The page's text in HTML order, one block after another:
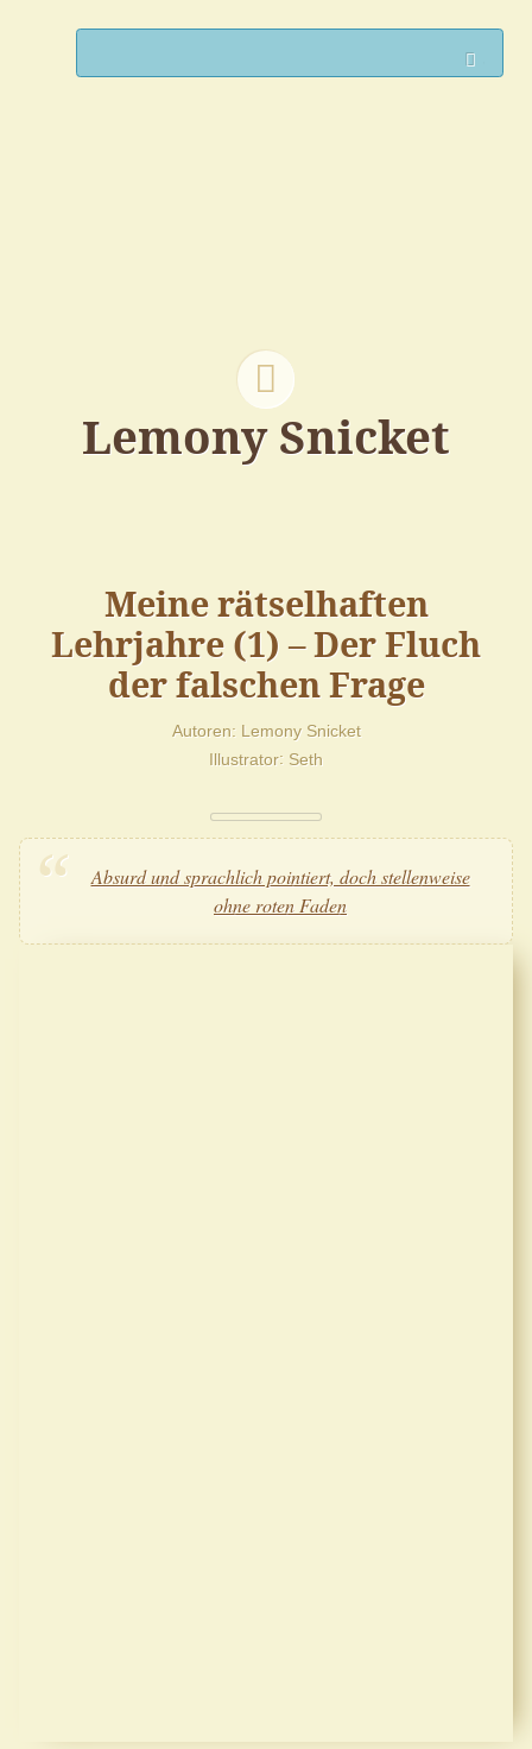
Lemony Snicket
Meine rätselhaften
Lehrjahre (1) – Der Fluch
der falschen Frage
Autoren Lemony Snicket
Illustrator Seth
Absurd und sprachlich pointiert, doch stellenweise
ohne roten Faden